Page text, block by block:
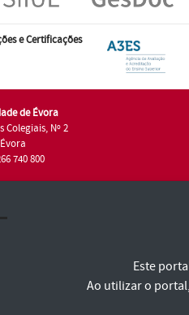
e Certificações
de Évora
Colegiais, Nº 2
740 800
os Termos e Condições e Política de
Este
Ao utilizar o